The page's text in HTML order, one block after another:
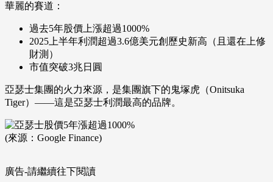
華麗的賽道：
過去5年股價上漲超過1000%
2025上半年利潤超過3.6億美元創歷史新高（且還在上修
財測）
市值突破3兆日圓
亞瑟士集團的火力來源，是集團旗下的鬼塚虎（Onitsuka
Tiger）——這是亞瑟士利潤最高的品牌。
(來源：Google Finance)
廣告-請繼續往下閱讀